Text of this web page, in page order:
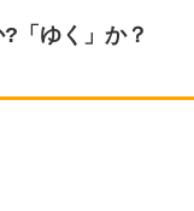
?「ゆく」か？